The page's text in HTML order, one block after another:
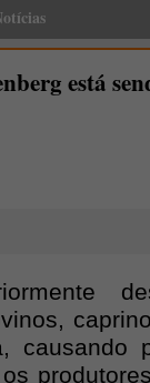
está
causando